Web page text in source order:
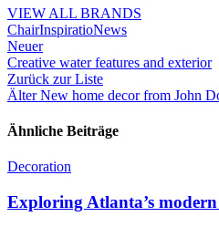
VIEW ALL BRANDS
ChairInspiratioNews
Neuer
Creative water features and exterior
Zurück zur Liste
Älter New home decor from John
Ähnliche Beiträge
Decoration
Exploring Atlanta’s modern